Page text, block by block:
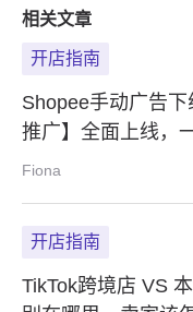
相关文章
开店指南
Shopee手动广告
推广】全面上线，
手！
Fiona
开店指南
TikTok跨境店 VS